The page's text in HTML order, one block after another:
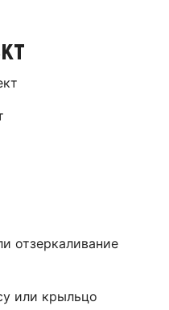
отзеркаливание
или крыльцо